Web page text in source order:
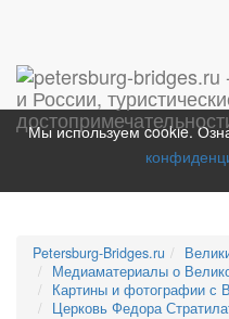
Мы используем cookie.
Petersburg-Bridges.ru
Медиаматериалы о
Картины и фотографии с
Церковь Федора